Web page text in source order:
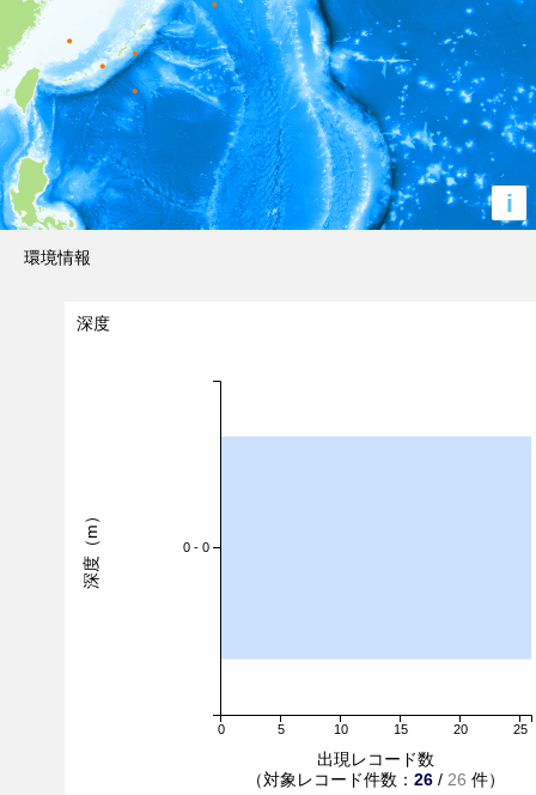
i
環境情報
深度
0 5 10 15 20 25
0 - 0
出現レコード数
（対象レコード件数： 26 / 26 件）
深度（m）